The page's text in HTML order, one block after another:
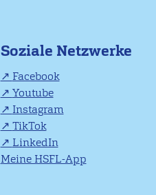
Soziale Netzwerke
Facebook
Youtube
Instagram
TikTok
LinkedIn
Meine HSFL-App